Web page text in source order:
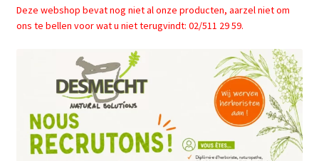
Deze webshop bevat nog niet al onze producten, aarzel niet om
ons te bellen voor wat u niet terugvindt: 02/511 29 59.